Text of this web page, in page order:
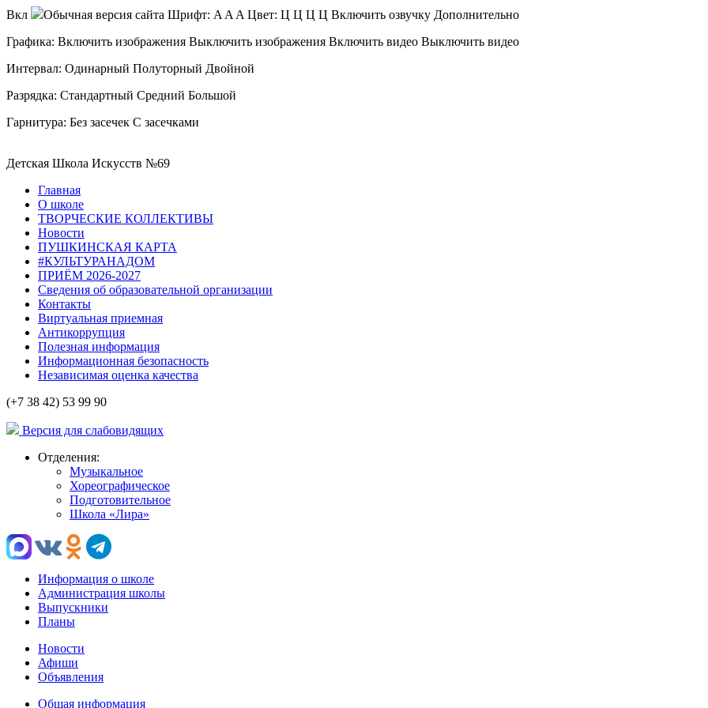
Вкл Обычная версия сайта Шрифт: A A A Цвет: Ц Ц Ц Ц Включить озвучку Дополнительно
Графика: Включить изображения Выключить изображения Включить видео Выключить видео
Интервал: Одинарный Полуторный Двойной
Разрядка: Стандартный Средний Большой
Гарнитура: Без засечек С засечками
Детская Школа Искусств №69
Главная
О школе
ТВОРЧЕСКИЕ КОЛЛЕКТИВЫ
Новости
ПУШКИНСКАЯ КАРТА
#КУЛЬТУРАНАДОМ
ПРИЁМ 2026-2027
Сведения об образовательной организации
Контакты
Виртуальная приемная
Антикоррупция
Полезная информация
Информационная безопасность
Независимая оценка качества
(+7 38 42) 53 99 90
Версия для слабовидящих
Отделения:
Музыкальное
Хореографическое
Подготовительное
Школа «Лира»
Информация о школе
Администрация школы
Выпускники
Планы
Новости
Афиши
Объявления
Общая информация